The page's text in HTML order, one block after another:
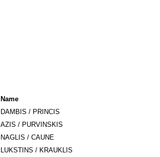
Name
DAMBIS / PRINCIS
AZIS / PURVINSKIS
NAGLIS / CAUNE
LUKSTINS / KRAUKLIS